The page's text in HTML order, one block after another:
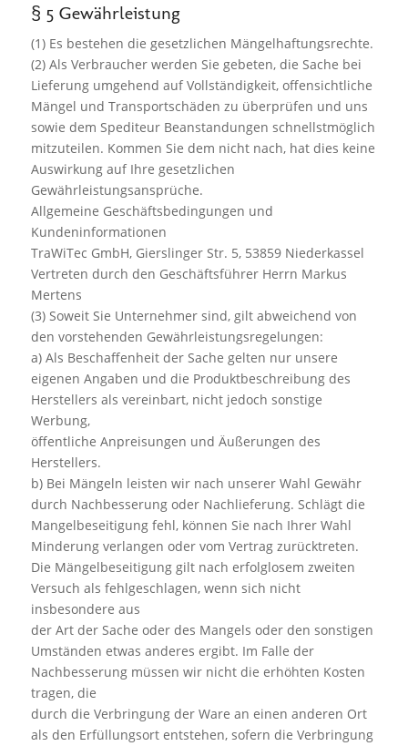
§ 5 Gewährleistung
(1) Es bestehen die gesetzlichen Mängelhaftungsrechte.
(2) Als Verbraucher werden Sie gebeten, die Sache bei
Lieferung umgehend auf Vollständigkeit, offensichtliche
Mängel und Transportschäden zu überprüfen und uns
sowie dem Spediteur Beanstandungen schnellstmöglich
mitzuteilen. Kommen Sie dem nicht nach, hat dies keine
Auswirkung auf Ihre gesetzlichen
Gewährleistungsansprüche.
Allgemeine Geschäftsbedingungen und
Kundeninformationen
TraWiTec GmbH, Gierslinger Str. 5, 53859 Niederkassel
Vertreten durch den Geschäftsführer Herrn Markus
Mertens
(3) Soweit Sie Unternehmer sind, gilt abweichend von
den vorstehenden Gewährleistungsregelungen:
a) Als Beschaffenheit der Sache gelten nur unsere
eigenen Angaben und die Produktbeschreibung des
Herstellers als vereinbart, nicht jedoch sonstige
Werbung,
öffentliche Anpreisungen und Äußerungen des
Herstellers.
b) Bei Mängeln leisten wir nach unserer Wahl Gewähr
durch Nachbesserung oder Nachlieferung. Schlägt die
Mangelbeseitigung fehl, können Sie nach Ihrer Wahl
Minderung verlangen oder vom Vertrag zurücktreten.
Die Mängelbeseitigung gilt nach erfolglosem zweiten
Versuch als fehlgeschlagen, wenn sich nicht
insbesondere aus
der Art der Sache oder des Mangels oder den sonstigen
Umständen etwas anderes ergibt. Im Falle der
Nachbesserung müssen wir nicht die erhöhten Kosten
tragen, die
durch die Verbringung der Ware an einen anderen Ort
als den Erfüllungsort entstehen, sofern die Verbringung